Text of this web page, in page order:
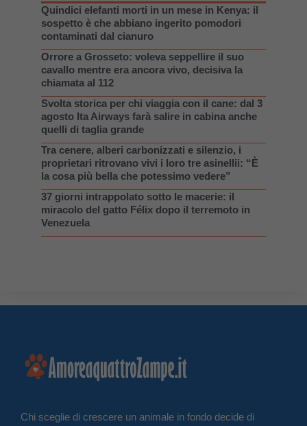
Quindici elefanti morti in un mese in Kenya: il
sospetto è che abbiano ingerito pomodori
contaminati dal cianuro
Orrore a Grosseto: voleva seppellire il suo
cavallo mentre era ancora vivo, decisiva la
chiamata al 112
Svolta storica per chi viaggia con il cane: dal 3
agosto Ita Airways farà salire in cabina anche
quelli di taglia grande
Tra cenere, alberi carbonizzati e silenzio, i
proprietari ritrovano vivi i loro tre asinellii: “È
la cosa più bella che potessimo vedere”
37 giorni intrappolato sotto le macerie: il
miracolo del gatto Félix dopo il terremoto in
Venezuela
Chi sceglie di crescere un animale in fondo decide di